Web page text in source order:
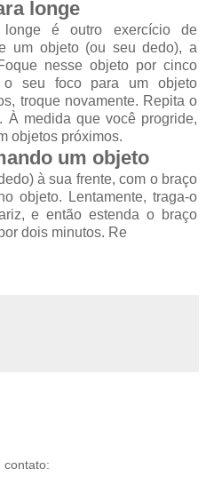
longe
é outro exercício de
um objeto (ou seu dedo), a
nesse objeto por cinco
o seu foco para um objeto
troque novamente. Repita o
À medida que você progride,
objetos próximos.
um objeto
à sua frente, com o braço
objeto. Lentamente, traga-o
e então estenda o braço
dois minutos. Re
contato: